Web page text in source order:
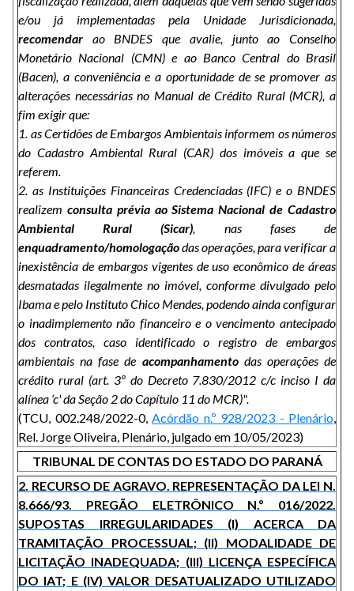
e/ou já implementadas pela Unidade Jurisdicionada,
recomendar ao BNDES que avalie, junto ao Conselho
Monetário Nacional (CMN) e ao Banco Central do Brasil
(Bacen), a conveniência e a oportunidade de se promover as
alterações necessárias no Manual de Crédito Rural (MCR), a
fim exigir que:
1. as Certidões de Embargos Ambientais informem os números
do Cadastro Ambiental Rural (CAR) dos imóveis a que se
referem.
2. as Instituições Financeiras Credenciadas (IFC) e o BNDES
realizem consulta prévia ao Sistema Nacional de Cadastro
Ambiental Rural (Sicar), nas fases de
enquadramento/homologaçãodas operações, para verificar a
inexistência de embargos vigentes de uso econômico de áreas
desmatadas ilegalmente no imóvel, conforme divulgado pelo
Ibama e pelo Instituto Chico Mendes, podendo ainda configurar
o inadimplemento não financeiro e o vencimento antecipado
dos contratos, caso identificado o registro de embargos
ambientais na fase de acompanhamentodas operações de
crédito rural (art. 3º do Decreto 7.830/2012 c/c inciso I da
alínea ‘c' da Seção 2 do Capítulo 11 do MCR)".
(TCU, 002.248/2022-0, Acórdão n.º 928/2023 - Plenário,
Rel. Jorge Oliveira, Plenário, julgado em 10/05/2023)
TRIBUNAL DE CONTAS DO ESTADO DO PARANÁ
2. RECURSO DE AGRAVO. REPRESENTAÇÃO DA LEI N.
8.666/93. PREGÃO ELETRÔNICO N.º 016/2022.
SUPOSTAS IRREGULARIDADES (I) ACERCA DA
TRAMITAÇÃO PROCESSUAL; (II) MODALIDADE DE
LICITAÇÃO INADEQUADA; (III) LICENÇA ESPECÍFICA
DO IAT; E (IV) VALOR DESATUALIZADO UTILIZADO